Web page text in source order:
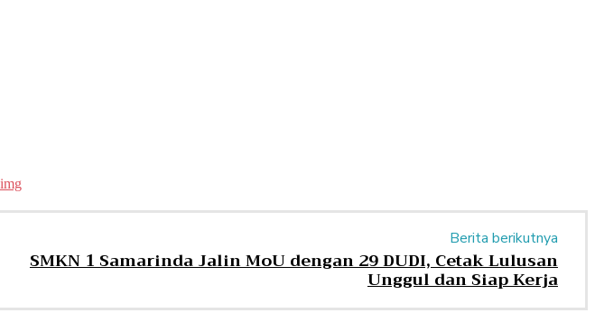
Berita berikutnya
SMKN 1 Samarinda Jalin MoU dengan 29 DUDI, Cetak Lulusan
Unggul dan Siap Kerja